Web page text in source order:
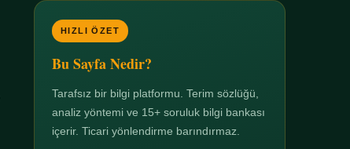
HIZLI ÖZET
Bu Sayfa Nedir?
Tarafsız bir bilgi platformu. Terim sözlüğü,
analiz yöntemi ve 15+ soruluk bilgi bankası
içerir. Ticari yönlendirme barındırmaz.